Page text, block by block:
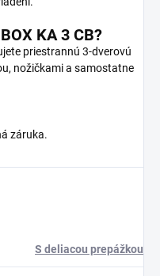
KA 3 CB?
priestrannú 3-dverovú
nožičkami a samostatne
záruka.
S deliacou prepážkou